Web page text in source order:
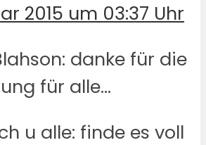
2015 um 03:37 Uhr
danke für die
für alle…
u alle: finde es voll